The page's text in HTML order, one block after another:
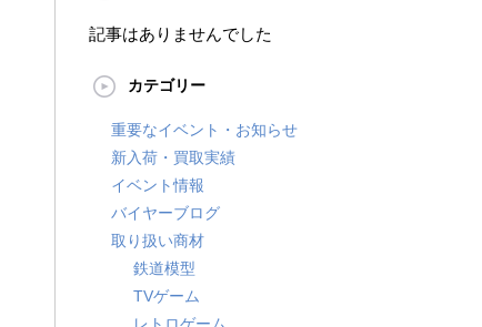
記事はありませんでした
カテゴリー
重要なイベント・お知らせ
新入荷・買取実績
イベント情報
バイヤーブログ
取り扱い商材
鉄道模型
TVゲーム